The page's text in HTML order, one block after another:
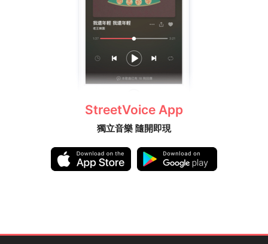
StreetVoice App
獨立音樂 隨開即現